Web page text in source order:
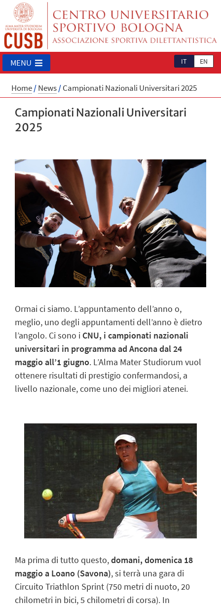
IT EN
MENU
Home/News/Campionati Nazionali Universitari 2025
Campionati Nazionali Universitari
2025
Ormai ci siamo. L’appuntamento dell’anno o,
meglio, uno degli appuntamenti dell’anno è dietro
l’angolo. Ci sono i CNU, i campionati nazionali
universitari in programma ad Ancona dal 24
maggio all’1 giugno. L’Alma Mater Studiorum vuol
ottenere risultati di prestigio confermandosi, a
livello nazionale, come uno dei migliori atenei.
Ma prima di tutto questo,domani, domenica 18
maggio a Loano (Savona), si terrà una gara di
Circuito Triathlon Sprint (750 metri di nuoto, 20
chilometri in bici, 5 chilometri di corsa). In